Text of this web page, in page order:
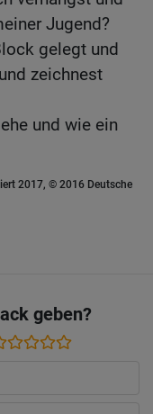
Jugend?
gelegt und
zeichnest
und wie ein
2017, © 2016 Deutsche
geben?